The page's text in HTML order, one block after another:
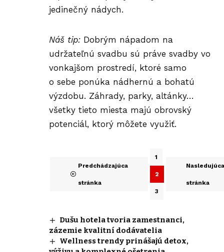
jedinečný nádych.
Náš tip: Dobrým nápadom na
udržateľnú svadbu sú práve svadby vo
vonkajšom prostredí, ktoré samo
o sebe ponúka nádhernú a bohatú
výzdobu. Záhrady, parky, altánky…
všetky tieto miesta majú obrovský
potenciál, ktorý môžete využiť.
Predchádzajúca
stránka
1
2
3
Nasledujúca
stránka
Dušu hotela tvoria zamestnanci,
zázemie kvalitní dodávatelia
Wellness trendy prinášajú detox,